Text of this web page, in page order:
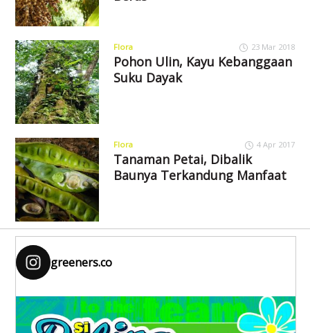
Flora 23 Mar 2018
Pohon Ulin, Kayu Kebanggaan
Suku Dayak
Flora 4 Apr 2017
Tanaman Petai, Dibalik
Baunya Terkandung Manfaat
greeners.co